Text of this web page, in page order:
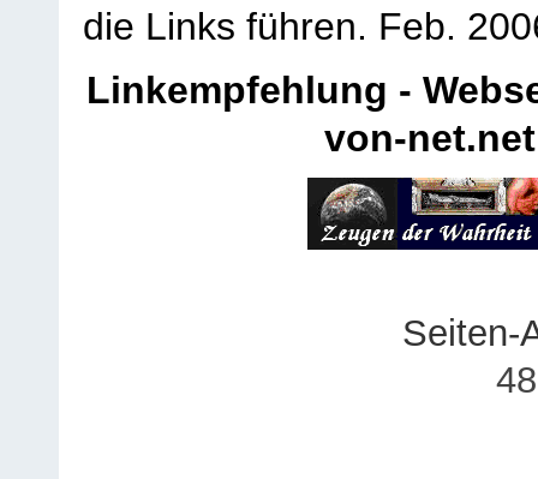
die Links führen. Feb.
Linkempfehlung -
von-net.net
Seiten-